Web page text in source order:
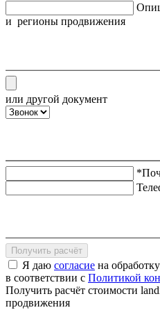
и регионы продвижения
или другой документ
Получить расчёт
Я даю согласие на
в соответствии с Политикой
Получить расчёт стоимости
продвижения